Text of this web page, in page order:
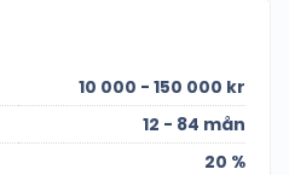
10 000 - 150 000 kr
12 - 84 mån
20 %